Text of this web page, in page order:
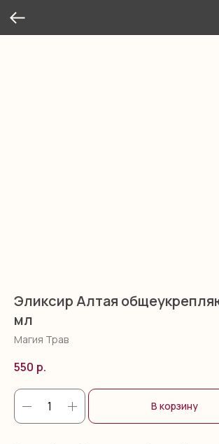
Эликсир Алтая
мл
Магия Трав
550 р.
В корзину